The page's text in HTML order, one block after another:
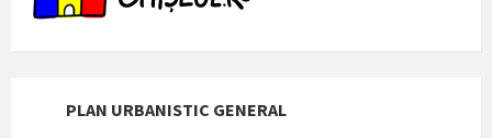
PLAN URBANISTIC GENERAL